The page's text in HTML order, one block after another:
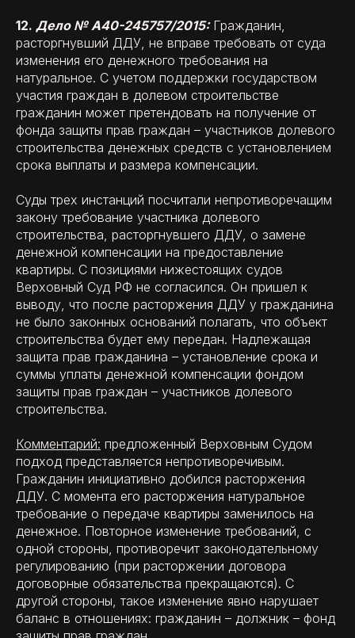
12. Дело № А40-245757/2015:Гражданин,
расторгнувший ДДУ, не вправе требовать от суда
изменения его денежного требования на
натуральное. С учетом поддержки государством
участия граждан в долевом строительстве
гражданин может претендовать на получение от
фонда защиты прав граждан – участников долевого
строительства денежных средств с установлением
срока выплаты и размера компенсации.
Суды трех инстанций посчитали непротиворечащим
закону требование участника долевого
строительства, расторгнувшего ДДУ, о замене
денежной компенсации на предоставление
квартиры. С позициями нижестоящих судов
Верховный Суд РФ не согласился. Он пришел к
выводу, что после расторжения ДДУ у гражданина
не было законных оснований полагать, что объект
строительства будет ему передан. Надлежащая
защита прав гражданина – установление срока и
суммы уплаты денежной компенсации фондом
защиты прав граждан – участников долевого
строительства.
Комментарий: предложенный Верховным Судом
подход представляется непротиворечивым.
Гражданин инициативно добился расторжения
ДДУ. С момента его расторжения натуральное
требование о передаче квартиры заменилось на
денежное. Повторное изменение требований, с
одной стороны, противоречит законодательному
регулированию (при расторжении договора
договорные обязательства прекращаются). С
другой стороны, такое изменение явно нарушает
баланс в отношениях: гражданин – должник – фонд